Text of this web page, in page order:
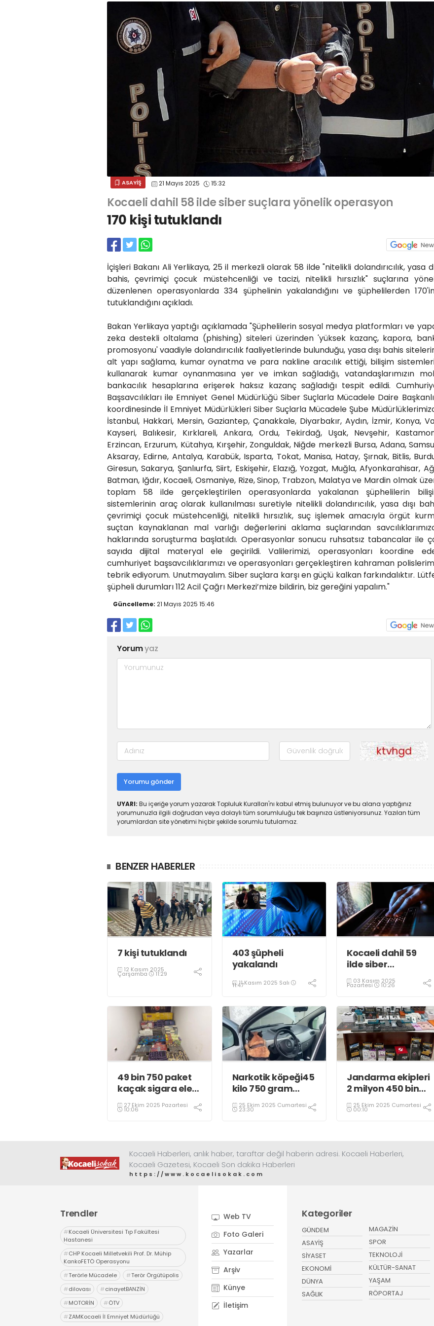
ASAYİŞ 21 Mayıs 2025 15:32
Kocaeli dahil 58 ilde siber suçlara yönelik operasyon
170 kişi tutuklandı
İçişleri Bakanı Ali Yerlikaya, 25 il merkezli olarak 58 ilde "nitelikli dolandırıcılık, yasa
bahis, çevrimiçi çocuk müstehcenliği ve tacizi, nitelikli hırsızlık" suçlarına
düzenlenen operasyonlarda 334 şüphelinin yakalandığını ve şüphelilerden
tutuklandığını açıkladı.
Bakan Yerlikaya yaptığı açıklamada "Şüphelilerin sosyal medya platformları ve
zeka destekli oltalama (phishing) siteleri üzerinden 'yüksek kazanç, kapora,
promosyonu' vaadiyle dolandırıcılık faaliyetlerinde bulunduğu, yasa dışı bahis
alt yapı sağlama, kumar oynatma ve para nakline aracılık ettiği, bilişim
kullanarak kumar oynanmasına yer ve imkan sağladığı, vatandaşlarımızın
bankacılık hesaplarına erişerek haksız kazanç sağladığı tespit edildi.
Başsavcılıkları ile Emniyet Genel Müdürlüğü Siber Suçlarla Mücadele Daire
koordinesinde İl Emniyet Müdürlükleri Siber Suçlarla Mücadele Şube
İstanbul, Hakkari, Mersin, Gaziantep, Çanakkale, Diyarbakır, Aydın, İzmir, Konya,
Kayseri, Balıkesir, Kırklareli, Ankara, Ordu, Tekirdağ, Uşak, Nevşehir,
Erzincan, Erzurum, Kütahya, Kırşehir, Zonguldak, Niğde merkezli Bursa, Adana,
Aksaray, Edirne, Antalya, Karabük, Isparta, Tokat, Manisa, Hatay, Şırnak, Bitlis,
Giresun, Sakarya, Şanlıurfa, Siirt, Eskişehir, Elazığ, Yozgat, Muğla, Afyonkarahisar,
Batman, Iğdır, Kocaeli, Osmaniye, Rize, Sinop, Trabzon, Malatya ve Mardin olmak
toplam 58 ilde gerçekleştirilen operasyonlarda yakalanan şüphelilerin
sistemlerinin araç olarak kullanılması suretiyle nitelikli dolandırıcılık, yasa dışı
çevrimiçi çocuk müstehcenliği, nitelikli hırsızlık, suç işlemek amacıyla örgüt
suçtan kaynaklanan mal varlığı değerlerini aklama suçlarından
haklarında soruşturma başlatıldı. Operasyonlar sonucu ruhsatsız tabancalar ile
sayıda dijital materyal ele geçirildi. Valilerimizi, operasyonları koordine
cumhuriyet başsavcılıklarımızı ve operasyonları gerçekleştiren kahraman
tebrik ediyorum. Unutmayalım. Siber suçlara karşı en güçlü kalkan farkındalıktır.
şüpheli durumları 112 Acil Çağrı Merkezi’mize bildirin, biz gereğini yapalım."
Güncelleme: 21 Mayıs 2025 15:46
Yorumyaz
Yorumu gönder
UYARI: Bu içeriğe yorum yazarak Topluluk Kuralları'nı kabul etmiş bulunuyor ve bu alana yaptığınız
yorumunuzla ilgili doğrudan veya dolaylı tüm sorumluluğu tek başınıza üstleniyorsunuz. Yazılan tüm
yorumlardan site yönetimi hiçbir şekilde sorumlu tutulamaz.
BENZER HABERLER
7 kişi tutuklandı
12 Kasım 2025
Çarşamba 11:29
403 şüpheli
yakalandı
11 Kasım 2025 Salı
11:47
Kocaeli dahil 59
ilde siber
dolandırıcılık
operasyonu
03 Kasım 2025
Pazartesi 10:26
49 bin 750 paket
kaçak sigara ele
geçirildi
27 Ekim 2025 Pazartesi
10:06
Narkotik köpeği45
kilo 750 gram
eroin buldu
25 Ekim 2025 Cumartesi
23:30
Jandarma ekipleri
2 milyon 450 bin
TL’lik kaçak ürün
ele geçirdi
25 Ekim 2025 Cumartesi
00:10
Kocaeli Haberleri, anlık haber, taraftar değil haberin adresi. Kocaeli Haberleri,
Kocaeli Gazetesi, Kocaeli Son dakika Haberleri
https://www.kocaelisokak.com
Trendler
#Kocaeli Üniversitesi Tıp Fakültesi
Hastanesi
#CHP Kocaeli Milletvekili Prof. Dr. Mühip
KankoFETÖ Operasyonu
#Terörle Mücadele #Terör Örgütüpolis
#dilovası #cinayetBANZİN
#MOTORİN #ÖTV
#ZAMKocaeli İl Emniyet Müdürlüğü
Web TV
Foto Galeri
Yazarlar
Arşiv
Künye
İletişim
Kategoriler
GÜNDEM
ASAYİŞ
SİYASET
EKONOMİ
DÜNYA
SAĞLIK
MAGAZİN
SPOR
TEKNOLOJİ
KÜLTÜR-SANAT
YAŞAM
RÖPORTAJ